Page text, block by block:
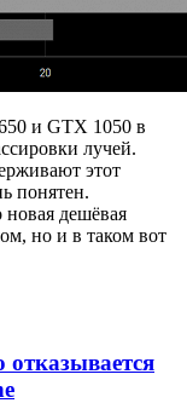
и GTX 1050 в
лучей.
этот
понятен.
новая дешёвая
но и в таком вот